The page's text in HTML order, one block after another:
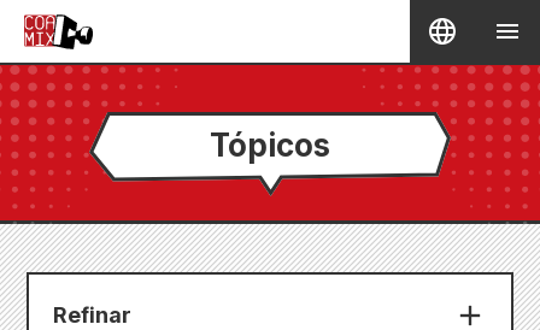
Tópicos
Refinar